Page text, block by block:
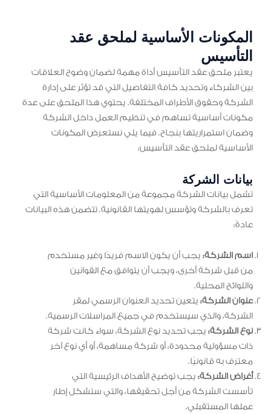
المكونات الأساسية لملحق عقد
التأسيس
يعتبر ملحق عقد التأسيس أداة مهمة لضمان وضوح العلاقات
بين الشركاء وتحديد كافة التفاصيل التي قد تؤثر على إدارة
الشركة وحقوق الأطراف المختلفة. يحتوي هذا الملحق على عدة
مكونات أساسية تساهم في تنظيم العمل داخل الشركة
وضمان استمراريتها بنجاح. فيما يلي نستعرض المكونات
الأساسية لملحق عقد التأسيس:
بيانات الشركة
تشمل بيانات الشركة مجموعة من المعلومات الأساسية التي
تعرف بالشركة وتؤسس لهويتها القانونية. تتضمن هذه البيانات
عادةً:
اسم الشركة: يجب أن يكون الاسم فريدًا وغير مستخدم
من قبل شركة أخرى، ويجب أن يتوافق مع القوانين
واللوائح المحلية.
عنوان الشركة: يتعين تحديد العنوان الرسمي لمقر
الشركة، والذي سيستخدم في جميع المراسلات الرسمية.
نوع الشركة: يجب تحديد نوع الشركة، سواء كانت شركة
ذات مسؤولية محدودة، أو شركة مساهمة، أو أي نوع آخر
معترف به قانونيًا.
أغراض الشركة: يجب توضيح الأهداف الرئيسية التي
تأسست الشركة من أجل تحقيقها، والتي ستشكل إطار
عملها المستقبلي.